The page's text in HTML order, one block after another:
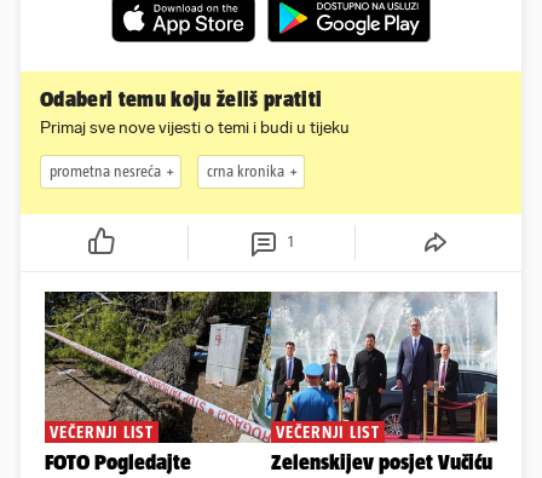
Odaberi temu koju želiš pratiti
Primaj sve nove vijesti o temi i budi u tijeku
prometna nesreća crna kronika
1